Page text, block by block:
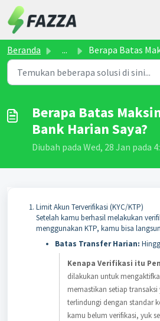
Lewatkan ke konten utama
Beranda ... Berapa Batas Maksimal Transfer Bank Harian
Berapa Batas
Bank Harian Saya?
Diubah pada Wed, 28 Jan pada
Limit Akun Terverifikasi (KYC/KTP)
Setelah kamu berhasil melakukan
menggunakan KTP, kamu bisa
Batas Transfer Harian:
Kenapa Verifikasi itu
dilakukan untuk
memastikan setiap
terlindungi dengan standar
kamu belum verifikasi, yuk